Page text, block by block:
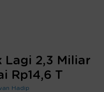
Lagi 2,3 Miliar
Rp14,6 T
Hadip